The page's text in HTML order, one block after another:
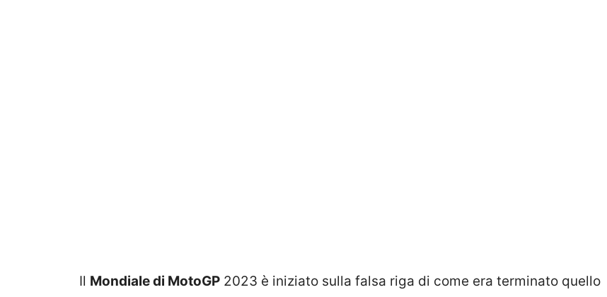
Il Mondiale di MotoGP 2023 è iniziato sulla falsa riga di come era terminato quello